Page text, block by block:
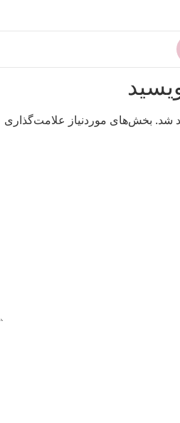
شد. بخش‌های موردنیاز علامت‌گذاری